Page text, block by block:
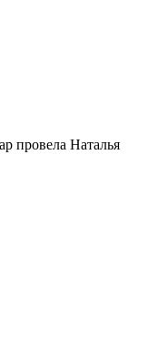
провела Наталья